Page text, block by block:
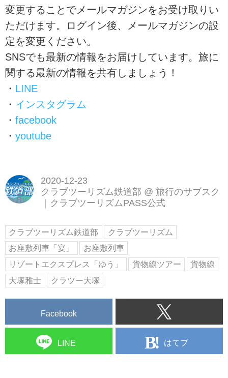
変更することでメールマガジンをお受け取りい
ただけます。ログイン後、メールマガジンの設
定を変更ください。
SNSでも最新の情報をお届けしています。旅に
関する最新の情報を共有しましょう！
・ LINE
・ インスタグラム
・ facebook
・ youtube
2020-12-23
クラブツーリズム鉄道部 @ 旅行のサブスク
｜クラブツーリズムPASS公式
クラブツーリズム鉄道部
クラブツーリズム
お座敷列車「宴」
お座敷列車
リゾートエクスプレス「ゆう」
貨物線ツアー
貨物線
大塚雅士
クラツー大塚
Facebook
LINE はてブ